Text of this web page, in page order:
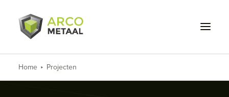
Wat we doen
Home Projecten